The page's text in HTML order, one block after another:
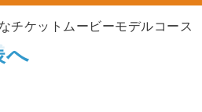
チケット ムービーモデルコース
へ